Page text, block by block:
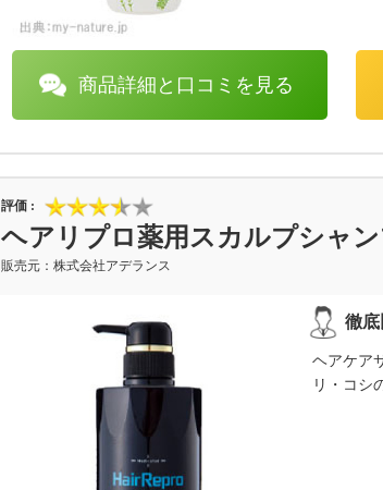
商品詳細と口コミを見る
ヘアリプロ薬用スカルプシャ
株式会社アデランス
ヘアケア
リ・コシ